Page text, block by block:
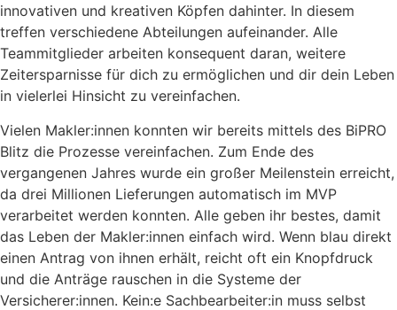
innovativen und kreativen Köpfen dahinter. In diesem
treffen verschiedene Abteilungen aufeinander. Alle
Teammitglieder arbeiten konsequent daran, weitere
Zeitersparnisse für dich zu ermöglichen und dir dein Leben
in vielerlei Hinsicht zu vereinfachen.
Vielen Makler:innen konnten wir bereits mittels des BiPRO
Blitz die Prozesse vereinfachen. Zum Ende des
vergangenen Jahres wurde ein großer Meilenstein erreicht,
da drei Millionen Lieferungen automatisch im MVP
verarbeitet werden konnten. Alle geben ihr bestes, damit
das Leben der Makler:innen einfach wird. Wenn blau direkt
einen Antrag von ihnen erhält, reicht oft ein Knopfdruck
und die Anträge rauschen in die Systeme der
Versicherer:innen. Kein:e Sachbearbeiter:in muss selbst